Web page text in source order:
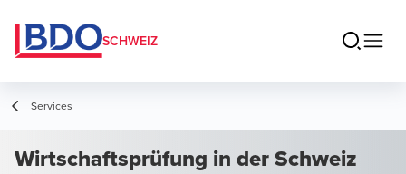
SCHWEIZ
Services
Wirtschaftsprüfung in der Schweiz